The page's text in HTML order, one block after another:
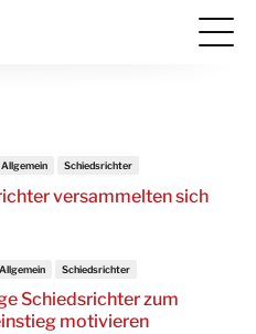
versammelten sich
Allgemein Schiedsrichter
Schiedsrichter zum
motivieren
Allgemein Schiedsrichter